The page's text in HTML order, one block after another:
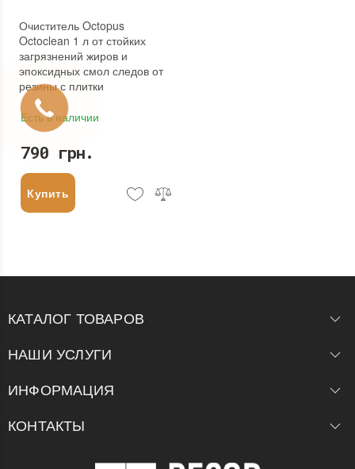
Очиститель Octopus
Octoclean 1 л от стойких
загрязнений жиров и
эпоксидных смол следов от
резины с плитки
Есть в наличии
790 грн.
Купить
КАТАЛОГ ТОВАРОВ
НАШИ УСЛУГИ
ИНФОРМАЦИЯ
КОНТАКТЫ